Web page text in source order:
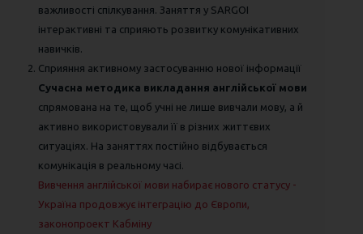
важливості спілкування. Заняття у SARGOI
інтерактивні та сприяють розвитку комунікативних
навичків.
Сприяння активному застосуванню нової інформації
Сучасна методика викладання англійської мови
спрямована на те, щоб учні не лише вивчали мову, а й
активно використовували її в різних життєвих
ситуаціях. На заняттях постійно відбувається
комунікація в реальному часі.
Вивчення англійської мови набирає нового статусу -
Україна продовжує інтеграцію до Європи,
законопроект Кабміну